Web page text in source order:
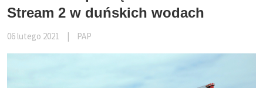
Stream 2 w duńskich wodach
06 lutego 2021 PAP